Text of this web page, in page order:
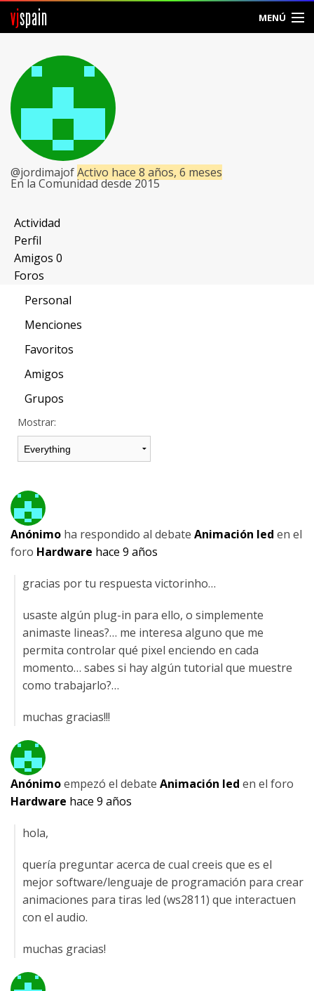
vjspain MENÚ
Foros
Noticias
Vjspain
Ayuda
Contacto
Entrar
@jordimajofActivo hace 8 años, 6 meses
En la Comunidad desde 2015
Actividad
Perfil
Amigos 0
Foros
Personal
Menciones
Favoritos
Amigos
Grupos
Mostrar:
Anónimo ha respondido al debate Animación led en el
foro Hardware hace 9 años
gracias por tu respuesta victorinho…
usaste algún plug-in para ello, o simplemente
animaste lineas?… me interesa alguno que me
permita controlar qué pixel enciendo en cada
momento… sabes si hay algún tutorial que muestre
como trabajarlo?…
muchas gracias!!!
Anónimoempezó el debate Animación led en el foro
Hardware hace 9 años
hola,
quería preguntar acerca de cual creeis que es el
mejor software/lenguaje de programación para crear
animaciones para tiras led (ws2811) que interactuen
con el audio.
muchas gracias!